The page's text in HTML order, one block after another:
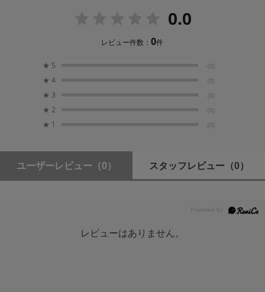
ゲインレンジ：27 dB
周波数特性：20 Hz – 20 kHz（+0.2/－0.5 dB）
ダイナミックレンジ：112 dB (A特性)
THD+N：0.004% (1 kHz, 0 dBFS)
出力インピーダンス：100 Ω
ヘッドホン出力
周波数特性：20 Hz - 20 kHz (+0.2/-0.5 dB)
THD+N：0.006%（1 kHz、32 Ω負荷時 各チャンネル
0.0
レビュー件数：0件
★ 5 (0)
★ 4 (0)
★ 3 (0)
★ 2 (0)
★ 1 (0)
ユーザーレビュー （0） スタッフレビュー （0）
レビューはありません。